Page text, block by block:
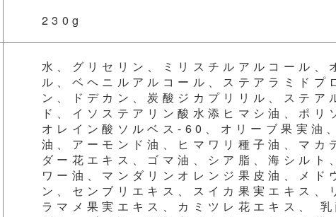
230g
水、グリセリン、ミリスチルアルコール、
ル、ベヘニルアルコール、ステアラミドプ
ン、ドデカン、炭酸ジカプリリル、ステア
ド、イソステアリン酸水添ヒマシ油、ポ
オレイン酸ソルベス-60、オリーブ果実油
油、アーモンド油、ヒマワリ種子油、マカ
ダー花エキス、ゴマ油、シア脂、海シルト
ワー油、マンダリンオレンジ果皮油、メ
ン、センブリエキス、スイカ果実エキス、
ラマメ果実エキス、カミツレ花エキス、